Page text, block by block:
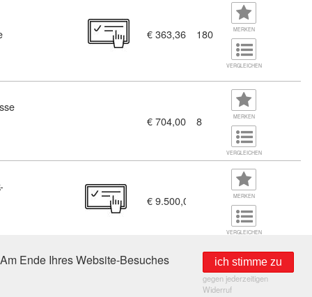
Technische Informatik, berufsbegleitend (9575917)
€ 363,36 180 MERKEN
VERGLEICHEN
€ 704,00 8 MERKEN
VERGLEICHEN
€ 9.500,00 MERKEN
VERGLEICHEN
Ende Ihres Website-Besuches
ich stimme zu
gegen jederzeitigen
Widerruf